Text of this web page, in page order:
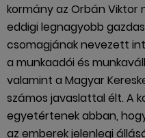
kormány az Orbán Viktor
eddigi legnagyobb
csomagjának nevezett
a munkaadói és
valamint a Magyar
számos javaslattal élt. A
egyetértenek abban,
az emberek jelenlegi